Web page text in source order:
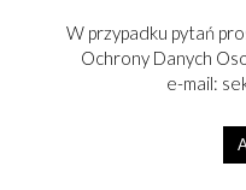
orki chowają głowy w nory
W przypadku pytań
Ochrony Danych
e-mail: